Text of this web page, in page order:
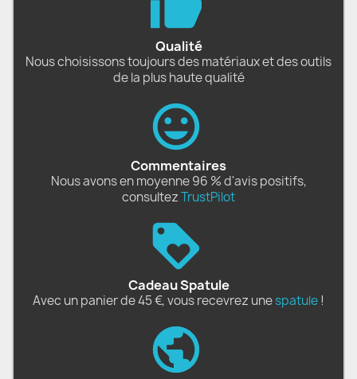
Qualité
Nous choisissons toujours des matériaux et des outils
de la plus haute qualité
Commentaires
Nous avons en moyenne 96 % d'avis positifs,
consultezTrustPilot
Cadeau Spatule
Avec un panier de 45 €, vous recevrez unespatule !